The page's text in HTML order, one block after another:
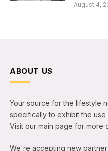
August 4,
ABOUT US
Your source for the lifestyle
specifically to exhibit the
Visit our main page for more
We're accepting new